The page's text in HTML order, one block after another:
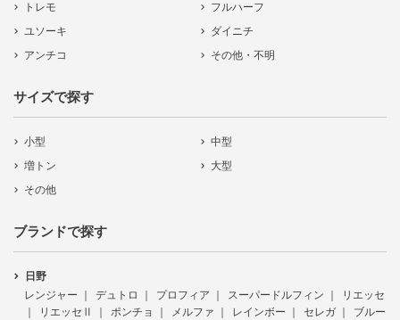
トレモ
フルハーフ
ユソーキ
ダイニチ
アンチコ
その他・不明
サイズで探す
小型
中型
増トン
大型
その他
ブランドで探す
日野
レンジャー
デュトロ プロフィア スーパードルフィン
リエッセ
リエッセⅡ
ポンチョ メルファ レインボー セレガ
ブルー